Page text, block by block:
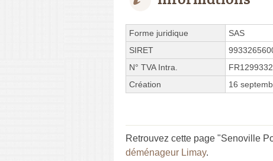
Forme juridique
SAS
SIRET
N° TVA Intra.
Création
16
Retrouvez cette page "Senoville
déménageur Limay.